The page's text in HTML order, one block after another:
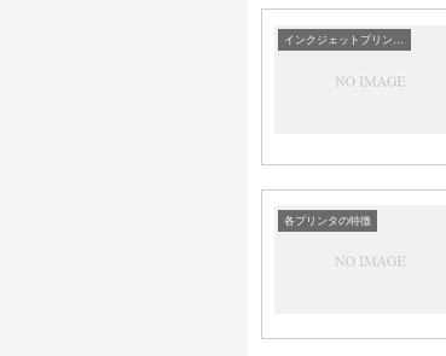
インクジェットプリンタの仕組み
各プリンタの特徴